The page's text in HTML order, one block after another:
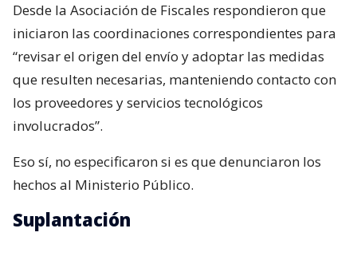
Desde la Asociación de Fiscales respondieron que
iniciaron las coordinaciones correspondientes para
“revisar el origen del envío y adoptar las medidas
que resulten necesarias, manteniendo contacto con
los proveedores y servicios tecnológicos
involucrados”.
Eso sí, no especificaron si es que denunciaron los
hechos al Ministerio Público.
Suplantación